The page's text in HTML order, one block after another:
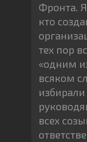
Фронта.
кто
тех пор
«одним
всяком
избирали
всех